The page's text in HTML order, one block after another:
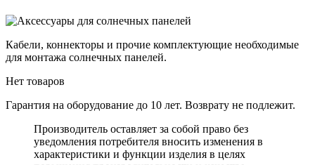
Кабели, коннекторы и прочие комплектующие необходимые
для монтажа солнечных панелей.
Нет товаров
Гарантия на оборудование до 10 лет. Возврату не подлежит.
Производитель оставляет за собой право без
уведомления потребителя вносить изменения в
характеристики и функции изделия в целях